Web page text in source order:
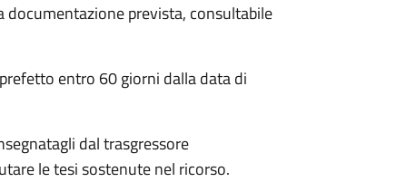
prevista, consultabile
entro 60 giorni dalla data di
dal trasgressore
le tesi sostenute nel ricorso.